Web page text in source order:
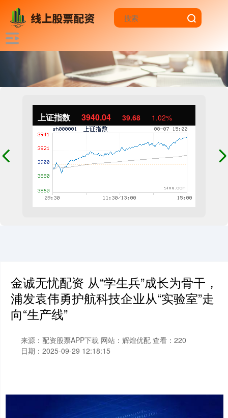
上证指数 3940.04 39.68 1.02%
金诚无忧配资 从“学生兵”成长为骨干，
浦发袁伟勇护航科技企业从“实验室”走
向“生产线”
来源：配资股票APP下载 网站：辉煌优配 查看：220
日期：2025-09-29 12:18:15